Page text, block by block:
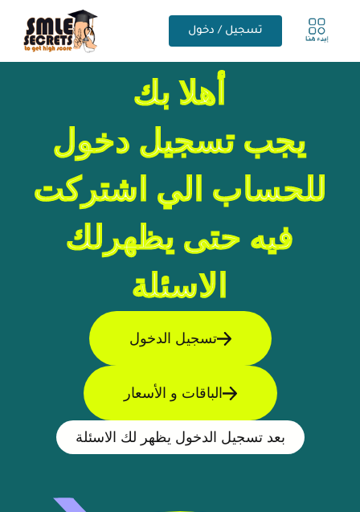
تسجيل / دخول
أهلا بك
يجب تسجيل دخول
للحساب الي اشتركت
فيه حتى يظهرلك
الاسئلة
تسجيل الدخول
الباقات و الأسعار
بعد تسجيل الدخول يظهر لك الاسئلة